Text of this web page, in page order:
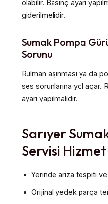
olabilir. Basınç ayarı
giderilmelidir.
Sumak Pompa
Sorunu
Rulman aşınması ya da
ses sorunlarına yol açar.
ayarı yapılmalıdır.
Sarıyer
Servisi
Yerinde arıza tespiti
Orijinal yedek parça